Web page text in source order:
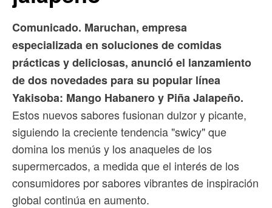
Comunicado. Maruchan, empresa
especializada en soluciones de comidas
prácticas y deliciosas, anunció el lanzamiento
de dos novedades para su popular línea
Yakisoba: Mango Habanero y Piña Jalapeño.
Estos nuevos sabores fusionan dulzor y picante,
siguiendo la creciente tendencia "swicy" que
domina los menús y los anaqueles de los
supermercados, a medida que el interés de los
consumidores por sabores vibrantes de inspiración
global continúa en aumento.